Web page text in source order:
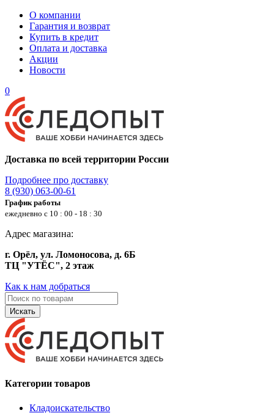
О компании
Гарантия и возврат
Купить в кредит
Оплата и доставка
Акции
Новости
0
Доставка по всей территории России
Подробнее про доставку
8 (930) 063-00-61
График работы
ежедневно с 10 : 00 - 18 : 30
Адрес магазина:
г. Орёл, ул. Ломоносова, д. 6Б
ТЦ "УТЁС", 2 этаж
Как к нам добраться
Искать
Категории товаров
Кладоискательство